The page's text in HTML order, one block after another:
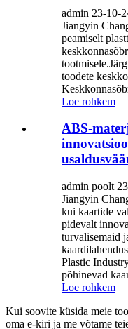
admin 23-10-
Jiangyin
peamiselt
toodete
Loe rohkem
ABS-
admin poolt
Jiangyin
kui kaartide
pidevalt
turvalisemaid
Plastic
põhinevad
Loe rohkem
Kui soovite küsida meie
oma e-kiri ja me võtame